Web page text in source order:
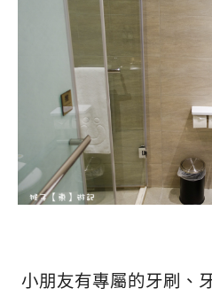
小朋友有專屬的牙刷、